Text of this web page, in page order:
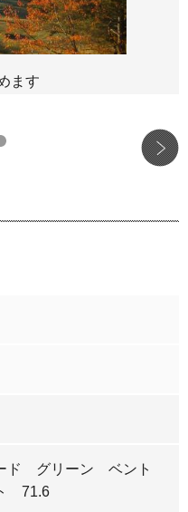
ます
ド グリーン ベント
71.6